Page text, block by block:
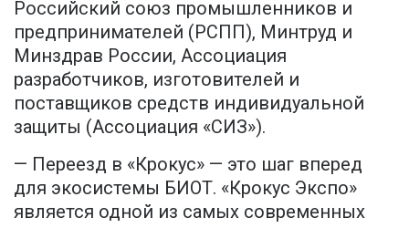
Российский союз промышленников и
предпринимателей (РСПП), Минтруд и
Минздрав России, Ассоциация
разработчиков, изготовителей и
поставщиков средств индивидуальной
защиты (Ассоциация «СИЗ»).
— Переезд в «Крокус» — это шаг вперед
для экосистемы БИОТ. «Крокус Экспо»
является одной из самых современных